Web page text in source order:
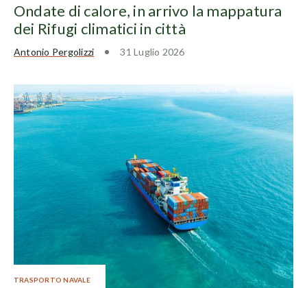
Ondate di calore, in arrivo la mappatura
dei Rifugi climatici in città
Antonio Pergolizzi 31 Luglio 2026
TRASPORTO NAVALE